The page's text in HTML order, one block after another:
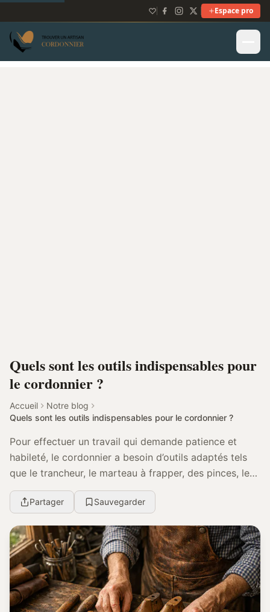
Espace pro
Quels sont les outils indispensables pour
le cordonnier ?
Accueil
Notre blog
Quels sont les outils indispensables pour le cordonnier ?
Pour effectuer un travail qui demande patience et
habileté, le cordonnier a besoin d’outils adaptés tels
que le trancheur, le marteau à frapper, des pinces, le
marteau du cordonnier qui sont conçus po...
Partager Sauvegarder